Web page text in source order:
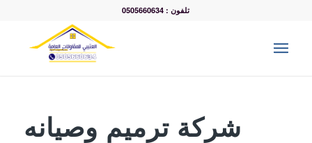
تلفون : 0505660634
شركة ترميم وصيانه